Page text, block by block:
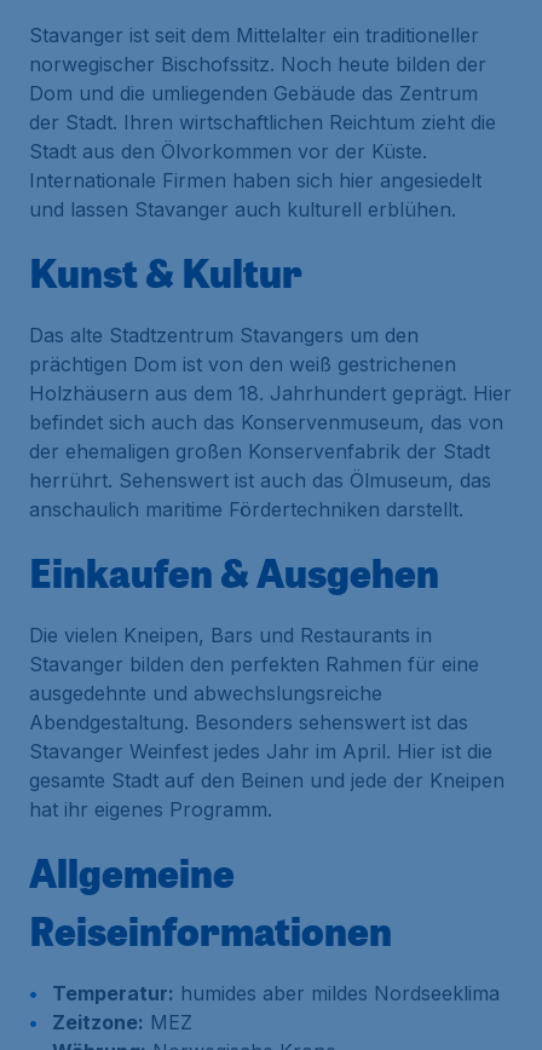
Stavanger ist seit dem Mittelalter ein traditioneller
norwegischer Bischofssitz. Noch heute bilden der
Dom und die umliegenden Gebäude das Zentrum
der Stadt. Ihren wirtschaftlichen Reichtum zieht die
Stadt aus den Ölvorkommen vor der Küste.
Internationale Firmen haben sich hier angesiedelt
und lassen Stavanger auch kulturell erblühen.
Kunst & Kultur
Das alte Stadtzentrum Stavangers um den
prächtigen Dom ist von den weiß gestrichenen
Holzhäusern aus dem 18. Jahrhundert geprägt. Hier
befindet sich auch das Konservenmuseum, das von
der ehemaligen großen Konservenfabrik der Stadt
herrührt. Sehenswert ist auch das Ölmuseum, das
anschaulich maritime Fördertechniken darstellt.
Einkaufen & Ausgehen
Die vielen Kneipen, Bars und Restaurants in
Stavanger bilden den perfekten Rahmen für eine
ausgedehnte und abwechslungsreiche
Abendgestaltung. Besonders sehenswert ist das
Stavanger Weinfest jedes Jahr im April. Hier ist die
gesamte Stadt auf den Beinen und jede der Kneipen
hat ihr eigenes Programm.
Allgemeine
Reiseinformationen
Temperatur: humides aber mildes Nordseeklima
Zeitzone: MEZ